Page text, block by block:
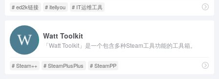
# ed2k链接 # itellyou # IT运维工具
Watt Toolkit
「Watt Toolkit」是一个包含多种Steam工具功能的工具箱。
# Steam++ # SteamPlusPlus # SteamPP